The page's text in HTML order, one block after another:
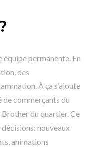
équipe permanente. En
des
À ça s’ajoute
de commerçants du
Brother du quartier. Ce
nouveaux
animations